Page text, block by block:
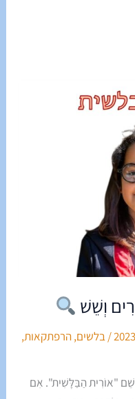
וְשֵׁשׁ
/בלשים,הרפתקאות,
"אוֹרִית הַבַּלָּשִׁית". אִם